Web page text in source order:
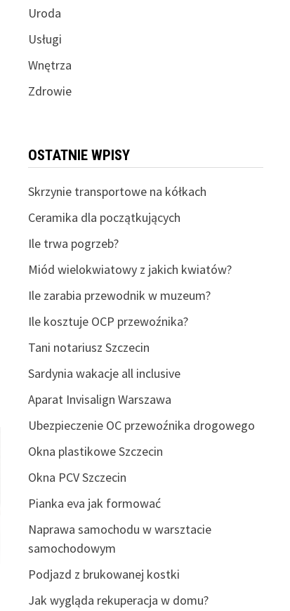
Uroda
Usługi
Wnętrza
Zdrowie
OSTATNIE WPISY
Skrzynie transportowe na kółkach
Ceramika dla początkujących
Ile trwa pogrzeb?
Miód wielokwiatowy z jakich kwiatów?
Ile zarabia przewodnik w muzeum?
Ile kosztuje OCP przewoźnika?
Tani notariusz Szczecin
Sardynia wakacje all inclusive
Aparat Invisalign Warszawa
Ubezpieczenie OC przewoźnika drogowego
Okna plastikowe Szczecin
Okna PCV Szczecin
Pianka eva jak formować
Naprawa samochodu w warsztacie
samochodowym
Podjazd z brukowanej kostki
Jak wygląda rekuperacja w domu?